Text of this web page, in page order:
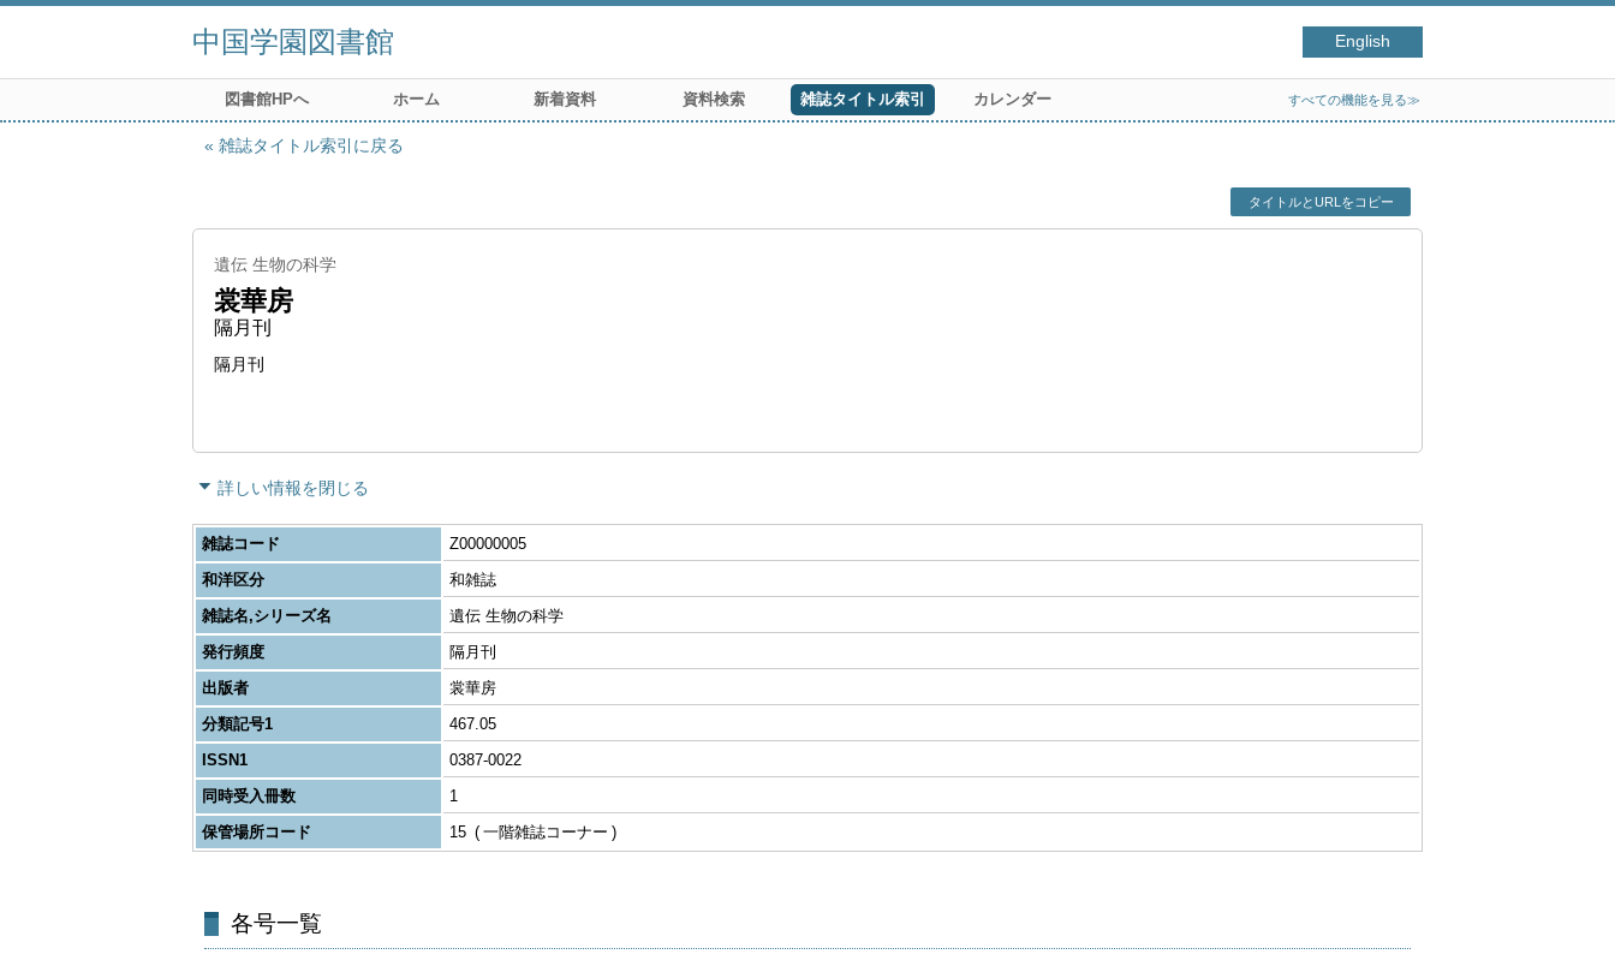
中国学園図書館 English
図書館HPへ ホーム 新着資料 資料検索 雑誌タイトル索引 カレンダー すべての機能を見る≫
雑誌タイトル索引に戻る
タイトルとURLをコピー
遺伝 生物の科学
裳華房
隔月刊
隔月刊
詳しい情報を閉じる
雑誌コード
Z00000005
和洋区分
和雑誌
雑誌名,シリーズ名
遺伝 生物の科学
発行頻度
隔月刊
出版者
裳華房
分類記号1
467.05
ISSN1
0387-0022
同時受入冊数
1
保管場所コード
15 一階雑誌コーナー
各号一覧